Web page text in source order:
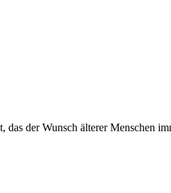
der Wunsch älterer Menschen